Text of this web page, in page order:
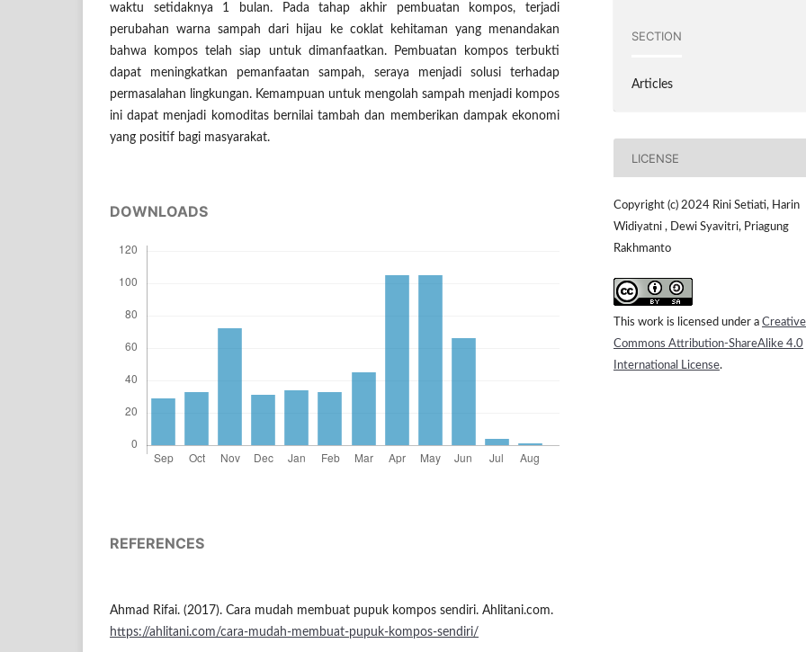
waktu setidaknya 1 bulan. Pada tahap akhir pembuatan kompos, terjadi
perubahan warna sampah dari hijau ke coklat kehitaman yang menandakan
bahwa kompos telah siap untuk dimanfaatkan. Pembuatan kompos terbukti
dapat meningkatkan pemanfaatan sampah, seraya menjadi solusi terhadap
permasalahan lingkungan. Kemampuan untuk mengolah sampah menjadi kompos
ini dapat menjadi komoditas bernilai tambah dan memberikan dampak ekonomi
yang positif bagi masyarakat.
DOWNLOADS
REFERENCES
Ahmad Rifai. (2017). Cara mudah membuat pupuk kompos sendiri. Ahlitani.com.
https://ahlitani.com/cara-mudah-membuat-pupuk-kompos-sendiri/
SECTION
Articles
LICENSE
Copyright (c) 2024 Rini Setiati, Harin
Widiyatni , Dewi Syavitri, Priagung
Rakhmanto
This work is licensed under a Creative
Commons Attribution-ShareAlike 4.0
International License.